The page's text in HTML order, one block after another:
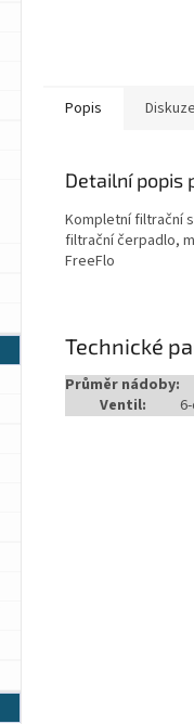
Popis Diskuze
Detailní popis
Kompletní filtrační
filtrační čerpadlo,
FreeFlo
Technické
Průměr nádoby:
Ventil: